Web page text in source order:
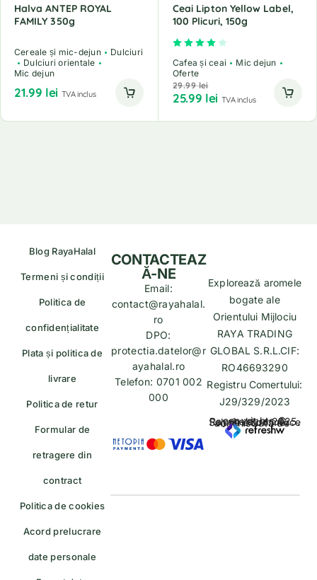
Halva ANTEP ROYAL
FAMILY 350g
Cereale și mic-dejun
Dulciuri
Dulciuri orientale
Mic dejun
21.99 lei TVA inclus
Ceai Lipton Yellow Label,
100 Plicuri, 150g
Evaluat la
Cafea și ceai
Mic dejun
Oferte
29.99lei
25.99 lei TVA inclus
Blog RayaHalal
Termeni și condiții
Politica de
confidențialitate
Plata și politica de
livrare
Politica de retur
Formular de
retragere din
contract
Politica de cookies
Acord prelucrare
date personale
Explorează aromele
bogate ale
Orientului Mijlociu
RAYA TRADING
GLOBAL S.R.L.CIF:
RO46693290
Registru Comertului:
J29/329/2023
copyrights © Rayahalal.ro 2025. Soluție eCommerce administrată de
CONTACTEAZ
Ă-NE
Email:
contact@rayahalal.
ro
DPO:
protectia.datelor@r
ayahalal.ro
Telefon: 0701 002
000